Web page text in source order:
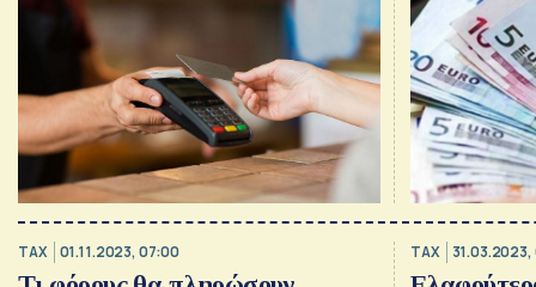
TAX 01.11.2023, 07:00 TAX 31.03.2023,